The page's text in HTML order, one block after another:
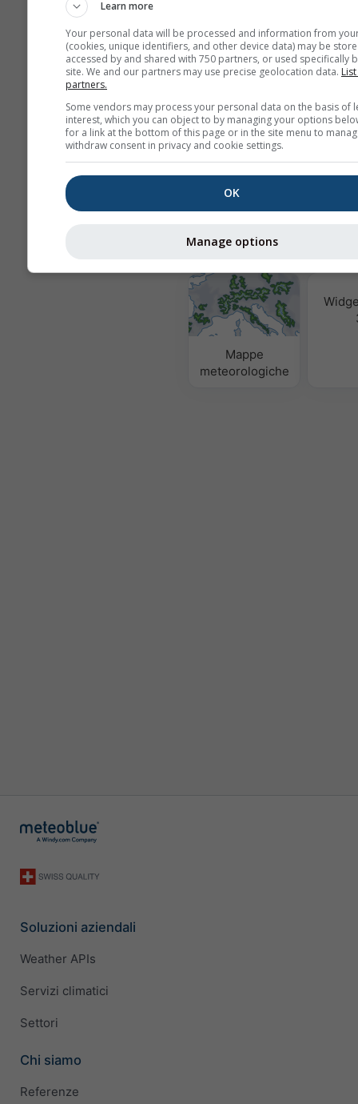
sulla privacy. Usando i servizi
aderite ai nostritermini e
indirizzo email sarà utilizzabile
altri servizi meteoblue.
Ulteriori dati meteo
MultiModel
e
Mappe
meteorologiche
Soluzioni aziendali
Weather APIs
Servizi climatici
Settori
Chi siamo
Referenze
Learn more
Your personal data will be processed and information from
(cookies, unique identifiers, and other device data) may be
accessed by and shared with 750 partners, or used specifically
site. We and our partners may use precise geolocation data.
partners.
Some vendors may process your personal data on the basis of
interest, which you can object to by managing your options
for a link at the bottom of this page or in the site menu to
withdraw consent in privacy and cookie settings.
OK
Manage options